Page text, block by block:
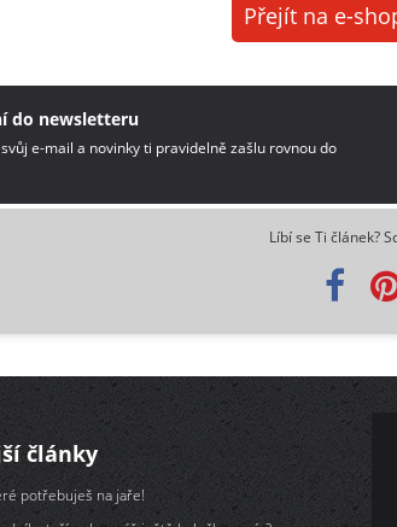
Přejít na e-
do newsletteru
e-mail a novinky ti pravidelně zašlu rovnou do
Líbí se Ti článek?
články
potřebuješ na jaře!